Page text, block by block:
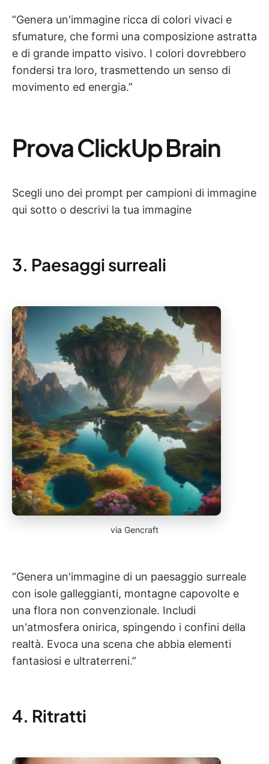
“Genera un'immagine ricca di colori vivaci e
sfumature, che formi una composizione astratta
e di grande impatto visivo. I colori dovrebbero
fondersi tra loro, trasmettendo un senso di
movimento ed energia.”
Prova ClickUp Brain
Scegli uno dei prompt per campioni di immagine
qui sotto o descrivi la tua immagine
3. Paesaggi surreali
via Gencraft
“Genera un'immagine di un paesaggio surreale
con isole galleggianti, montagne capovolte e
una flora non convenzionale. Includi
un'atmosfera onirica, spingendo i confini della
realtà. Evoca una scena che abbia elementi
fantasiosi e ultraterreni.”
4. Ritratti